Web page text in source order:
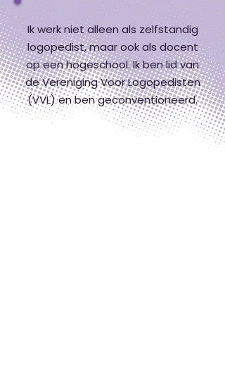
Ik werk niet alleen als zelfstandig
logopedist, maar ook als docent
op een hogeschool. Ik ben lid van
de Vereniging Voor Logopedisten
(VVL) en ben geconventioneerd.